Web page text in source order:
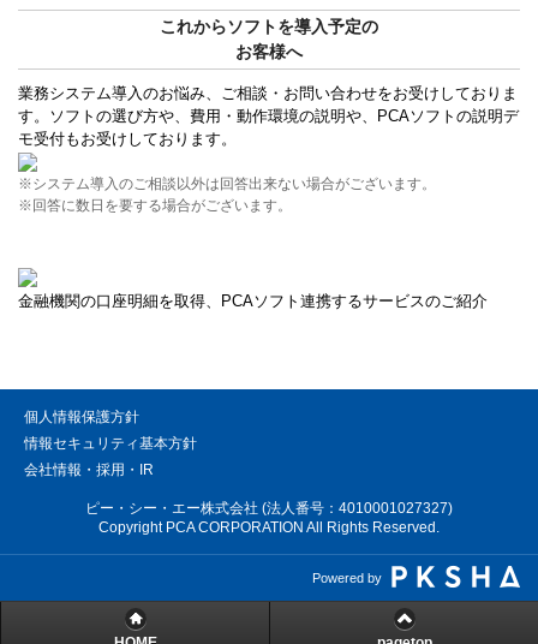
これからソフトを導入予定の
お客様へ
業務システム導入のお悩み、ご相談・お問い合わせをお受けしておりま
す。ソフトの選び方や、費用・動作環境の説明や、PCAソフトの説明デ
モ受付もお受けしております。
※システム導入のご相談以外は回答出来ない場合がございます。
※回答に数日を要する場合がございます。
金融機関の口座明細を取得、PCAソフト連携するサービスのご紹介
個人情報保護方針
情報セキュリティ基本方針
会社情報・採用・IR
ピー・シー・エー株式会社 (法人番号：4010001027327)
Copyright PCA CORPORATION All Rights Reserved.
Powered by